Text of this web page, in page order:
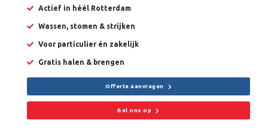
Actief in héél Rotterdam
Wassen, stomen & strijken
Voor particulier én zakelijk
Gratis halen & brengen
Offerte aanvragen
Bel ons op